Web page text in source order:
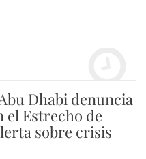
Dhabi denuncia
el Estrecho de
sobre crisis